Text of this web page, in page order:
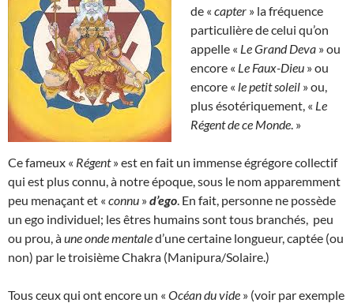
de « capter » la fréquence
particulière de celui qu’on
appelle « Le Grand Deva » ou
encore « Le Faux-Dieu » ou
encore « le petit soleil » ou,
plus ésotériquement, « Le
Régent de ce Monde . »
Ce fameux « Régent» est en fait un immense égrégore collectif
qui est plus connu, à notre époque, sous le nom apparemment
peu menaçant et « connu »d’ego . En fait, personne ne possède
un ego individuel; les êtres humains sont tous branchés, peu
ou prou, àune onde mentaled’une certaine longueur, captée (ou
non) par le troisième Chakra (Manipura/Solaire.)
Tous ceux qui ont encore un « Océan du vide » (voir par exemple